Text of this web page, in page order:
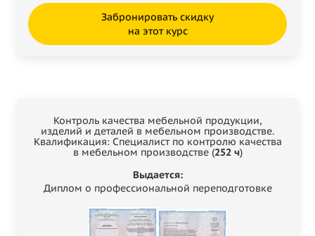
Забронировать скидку
на этот курс
Контроль качества мебельной продукции,
изделий и деталей в мебельном производстве.
Квалификация: Специалист по контролю качества
в мебельном производстве (252 ч)
Выдается:
Диплом о профессиональной переподготовке